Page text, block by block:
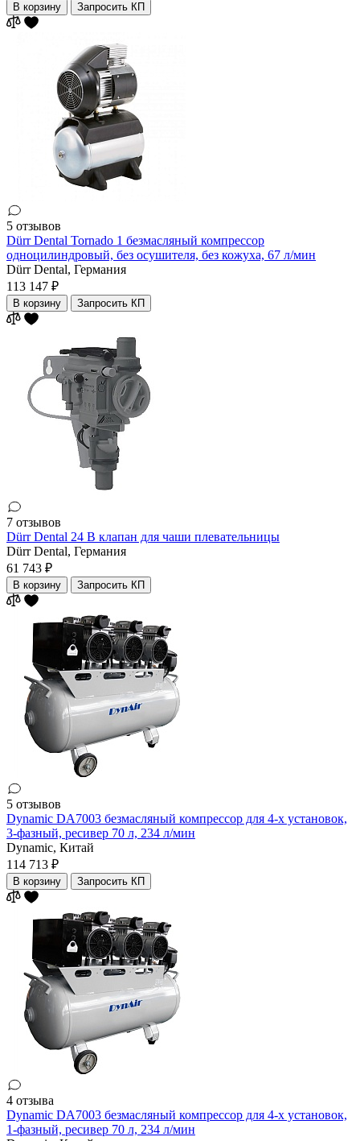
В корзину Запросить КП
5 отзывов
Dürr Dental Tornado 1 безмасляный компрессор
одноцилиндровый, без осушителя, без кожуха, 67 л/мин
Dürr Dental, Германия
113 147 ₽
В корзину Запросить КП
7 отзывов
Dürr Dental 24 В клапан для чаши плевательницы
Dürr Dental, Германия
61 743 ₽
В корзину Запросить КП
5 отзывов
Dynamic DA7003 безмасляный компрессор для 4-х установок,
3-фазный, ресивер 70 л, 234 л/мин
Dynamic, Китай
114 713 ₽
В корзину Запросить КП
4 отзыва
Dynamic DA7003 безмасляный компрессор для 4-х установок,
1-фазный, ресивер 70 л, 234 л/мин